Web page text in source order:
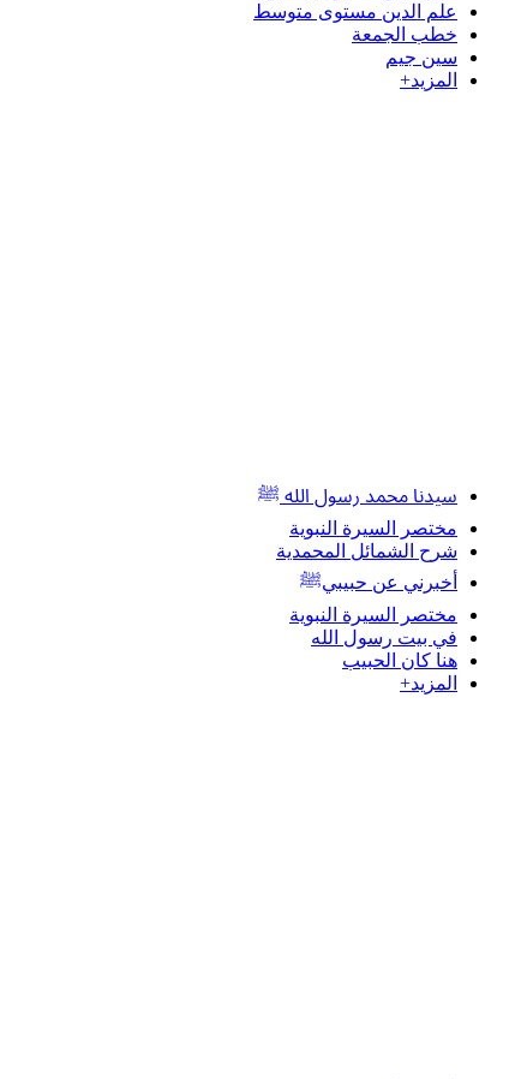
علم الدين مستوى متوسط
خطب الجمعة
سين جيم
المزيد+
سيدنا محمد رسول الله ﷺ
مختصر السيرة النبوية
شرح الشمائل المحمدية
أخبرني عن حبيبيﷺ
مختصر السيرة النبوية
في بيت رسول الله
هنا كان الحبيب
المزيد+